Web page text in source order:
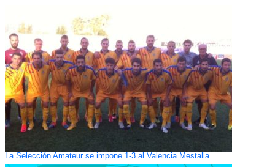
La Selección Amateur se impone 1-3 al Valencia Mestalla